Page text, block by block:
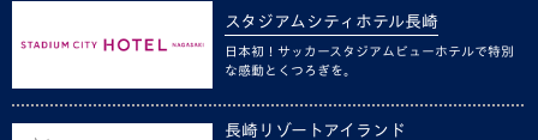
スタジアムシティホテル長崎
日本初！サッカースタジアムビューホテルで特別
な感動とくつろぎを。
長崎リゾートアイランド